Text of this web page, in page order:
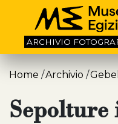
ARCHIVIO
Home Archivio
Sepolture